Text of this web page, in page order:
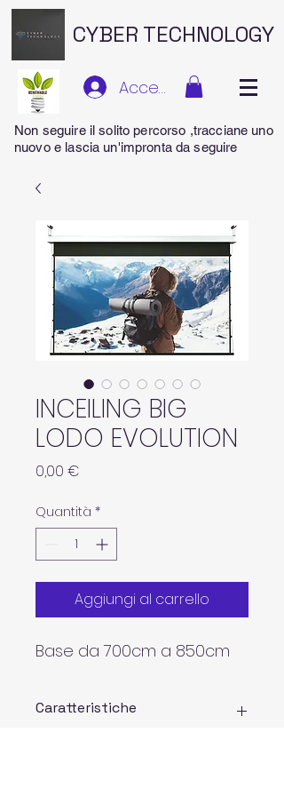
CYBER TECHNOLOGY
Accedi
Non seguire il solito percorso ,tracciane uno
nuovo e lascia un'impronta da seguire
INCEILING BIG
LODO EVOLUTION
0,00 €
Quantità *
Aggiungi al carrello
Base da 700cm a 850cm
Caratteristiche